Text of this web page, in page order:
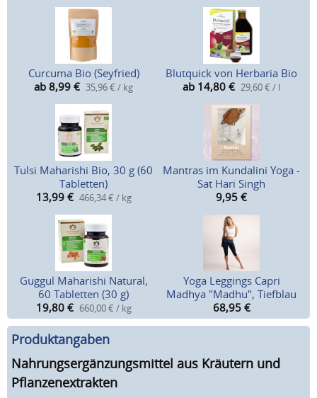
Curcuma Bio (Seyfried)
ab 8,99 € 35,96 € / kg
Blutquick von Herbaria Bio
ab 14,80 € 29,60 € / l
Tulsi Maharishi Bio, 30 g (60
Tabletten)
13,99 € 466,34 € / kg
Mantras im Kundalini Yoga -
Sat Hari Singh
9,95 €
Guggul Maharishi Natural,
60 Tabletten (30 g)
19,80 € 660,00 € / kg
Yoga Leggings Capri
Madhya "Madhu", Tiefblau
68,95 €
Produktangaben
Nahrungsergänzungsmittel aus Kräutern und
Pflanzenextrakten